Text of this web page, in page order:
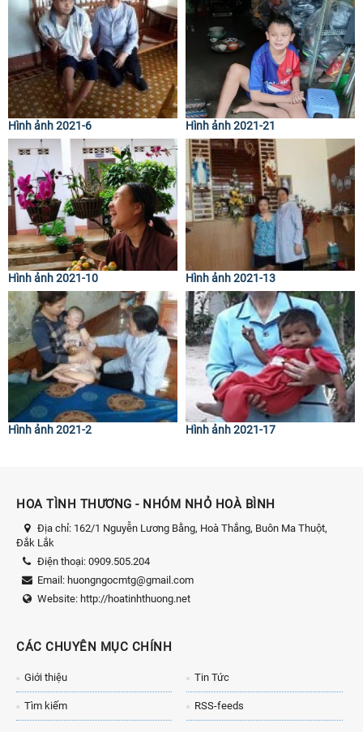
Hình ảnh 2021-6 Hình ảnh 2021-21
Hình ảnh 2021-10 Hình ảnh 2021-13
Hình ảnh 2021-2 Hình ảnh 2021-17
HOA TÌNH THƯƠNG - NHÓM NHỎ HOÀ BÌNH
Địa chỉ: 162/1 Nguyễn Lương Bằng, Hoà Thắng, Buôn Ma Thuột,
Đắk Lắk
Điện thoại: 0909.505.204
Email: huongngocmtg@gmail.com
Website: http://hoatinhthuong.net
CÁC CHUYÊN MỤC CHÍNH
Giới thiệu Tin Tức
Tìm kiếm RSS-feeds